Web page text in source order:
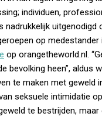
individuen,
op
op orangetheworld.nl.
bevolking heen”, aldus
te maken met geweld
seksuele intimidatie
te bestrijden, maar